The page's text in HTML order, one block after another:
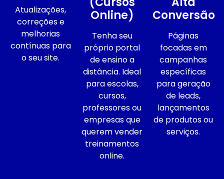
Atualizações,
correções e
melhorias
contínuas para
o seu site.
Online)
Tenha seu
próprio portal
de ensino a
distância. Ideal
para escolas,
cursos,
professores ou
empresas que
querem vender
treinamentos
online.
Conversão
Páginas
focadas em
campanhas
específicas
para geração
de leads,
lançamentos
de produtos ou
serviços.